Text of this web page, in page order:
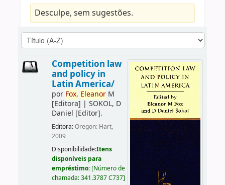
Desculpe, sem sugestões.
Competition law
and policy in
Latin America/
por Fox, EleanorM
[Editora] | SOKOL, D
Daniel [Editor].
Editora:Oregon: Hart,
2009
Disponibilidade:Itens
disponíveis para
empréstimo: [Número de
chamada:341.3787 C737]